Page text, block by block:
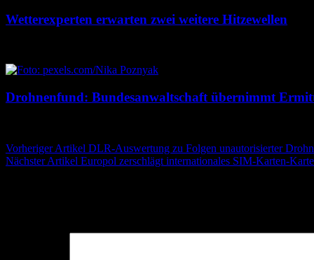
Wetterexperten erwarten zwei weitere Hitzewellen
Drohnenfund: Bundesanwaltschaft übernimmt
Beitragsnavigation
Vorheriger Artikel DLR-Auswertung zu Folgen unautorisierter
Nächster Artikel Europol zerschlägt internationales SIM-Karten-